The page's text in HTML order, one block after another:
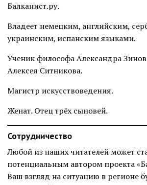
Балканист.ру.
Владеет немецким, английским,
украинским, испанским языками.
Ученик философа Александра
Алексея Ситникова.
Магистр искусствоведения.
Женат. Отец трёх сыновей.
Сотрудничество
Любой из наших читателей может
потенциальным автором проекта
Ваш взгляд на ситуацию в регионе